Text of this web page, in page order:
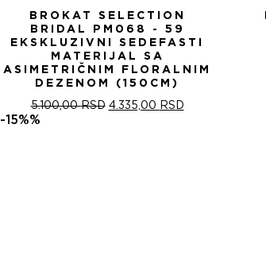
BROKAT SELECTION
BRIDAL PM068 - 59
EKSKLUZIVNI SEDEFASTI
MATERIJAL SA
ASIMETRIČNIM FLORALNIM
DEZENOM (150CM)
5.100,00RSD ОРИГИНАЛНА
4.335,00 RSDТРЕНУТНА
-15%%